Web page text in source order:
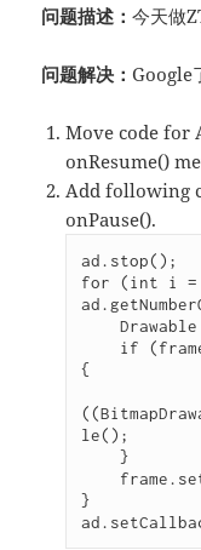
问题描述：今天做
问题解决：Google
Move code for
onResume()
Add following
onPause().
ad.stop();
for (int i =
    Drawable frame = ad.getFrame(i);
{
le();
    }
}